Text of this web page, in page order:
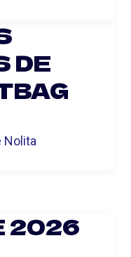
DE
Nolita
2026